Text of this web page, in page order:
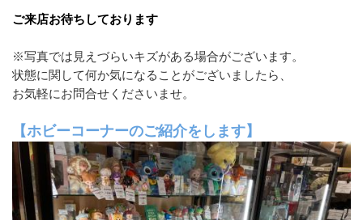
ご来店お待ちしております
※写真では見えづらいキズがある場合がございます。
状態に関して何か気になることがございましたら、
お気軽にお問合せくださいませ。
【ホビーコーナーのご紹介をします】